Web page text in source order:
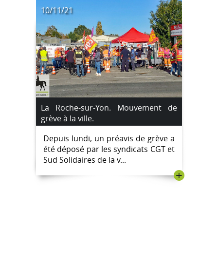
10/11/21
La Roche-sur-Yon. Mouvement de
grève à la ville.
Depuis lundi, un préavis de grève a
été déposé par les syndicats CGT et
Sud Solidaires de la v...
+